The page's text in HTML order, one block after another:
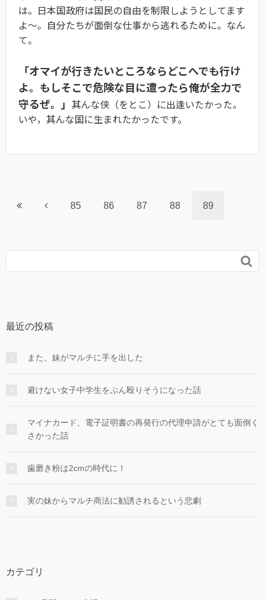
は。日本国政府は国民の自由を制限しようとしてます
よ〜。自分たちが面倒な仕事から逃れるために。なん
て。
「オマイが行きたいところならどこへでも行け
よ。もしそこで危険な目に遭ったら俺が全力で
守るぜ。」 其んな侠（をとこ）に出逢いたかった。
いや，其んな国に生まれたかったです。
85 86 87 88 89

最近の投稿
また、妹がマルチに手を出した
避けない女子中学生をぶん殴りそうになった話
マイナカード、電子証明書の再発行の代理申請がとても面倒く
さかった話
歯磨き粉は2cmの時代に！
実の妹からマルチ商法に勧誘されるという悲劇
カテゴリ